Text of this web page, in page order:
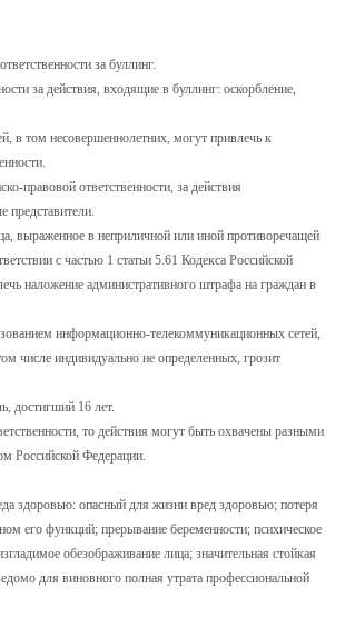
за буллинг.
за действия, входящие в буллинг: оскорбление,
в том несовершеннолетних, могут привлечь к
правовой ответственности, за действия
представители.
выраженное в неприличной или иной противоречащей
с частью 1 статьи 5.61 Кодекса Российской
наложение административного штрафа на граждан в
информационно-телекоммуникационных сетей,
числе индивидуально не определенных, грозит
достигший 16 лет.
то действия могут быть охвачены разными
Российской Федерации.
здоровью: опасный для жизни вред здоровью; потеря
его функций; прерывание беременности; психическое
обезображивание лица; значительная стойкая
для виновного полная утрата профессиональной